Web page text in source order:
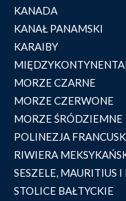
KANADA
KANAŁ PANAMSKI
KARAIBY
MORZE CZARNE
MORZE CZERWONE
MORZE ŚRÓDZIEMNE
POLINEZJA
RIWIERA
SESZELE, MAURITIUS
STOLICE BAŁTYCKIE